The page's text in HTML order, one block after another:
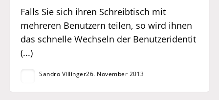
Falls Sie sich ihren Schreibtisch mit
mehreren Benutzern teilen, so wird ihnen
das schnelle Wechseln der Benutzeridentit
(...)
Sandro Villinger26. November 2013